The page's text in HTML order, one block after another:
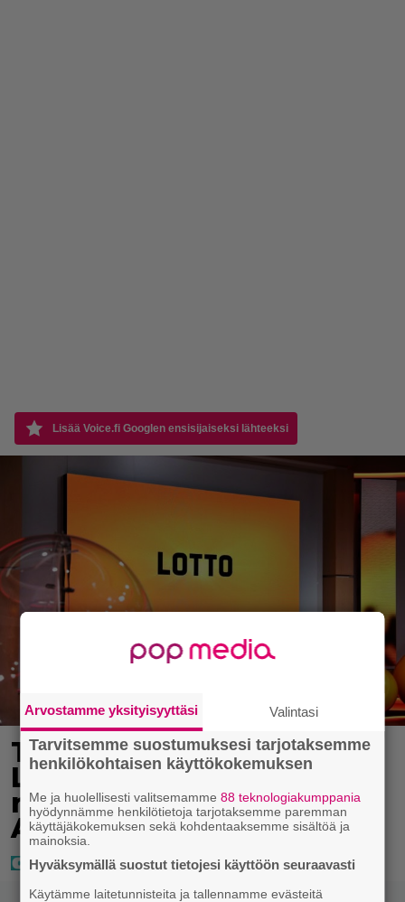
Lisää Voice.fi Googlen ensisijaiseksi lähteeksi
Täällä pelattiin lauantain
Loton ja Jokerin isot
rahat – Tokmannilla,
ABC:lla, netissä…
Arvostamme yksityisyyttäsi Valintasi
Tarvitsemme suostumuksesi tarjotaksemme
henkilökohtaisen käyttökokemuksen
Me ja huolellisesti valitsemamme88 teknologiakumppania
hyödynnämme henkilötietoja tarjotaksemme paremman
käyttäjäkokemuksen sekä kohdentaaksemme sisältöä ja
mainoksia.
Hyväksymällä suostut tietojesi käyttöön seuraavasti
Käytämme laitetunnisteita ja tallennamme evästeitä